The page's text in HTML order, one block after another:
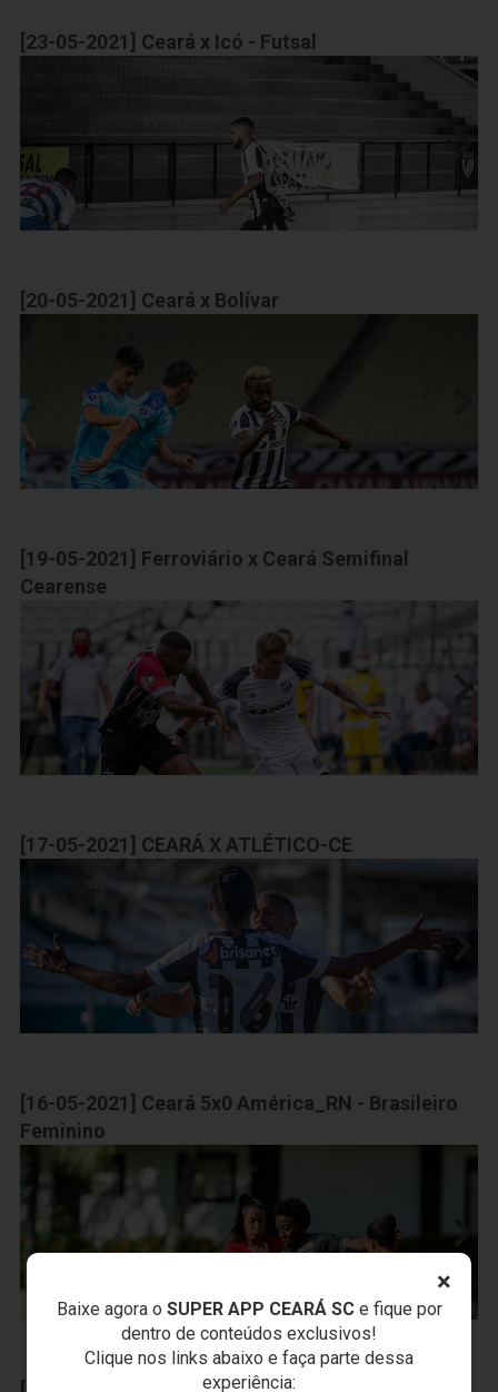
×
Baixe agora o SUPER APP CEARÁ SCe fique por
dentro de conteúdos exclusivos!
Clique nos links abaixo e faça parte dessa
experiência:
[23-05-2021] Ceará x Icó - Futsal
[20-05-2021] Ceará x Bolívar
[19-05-2021] Ferroviário x Ceará Semifinal
Cearense
[17-05-2021] CEARÁ X ATLÉTICO-CE
[16-05-2021] Ceará 5x0 América_RN - Brasileiro
Feminino